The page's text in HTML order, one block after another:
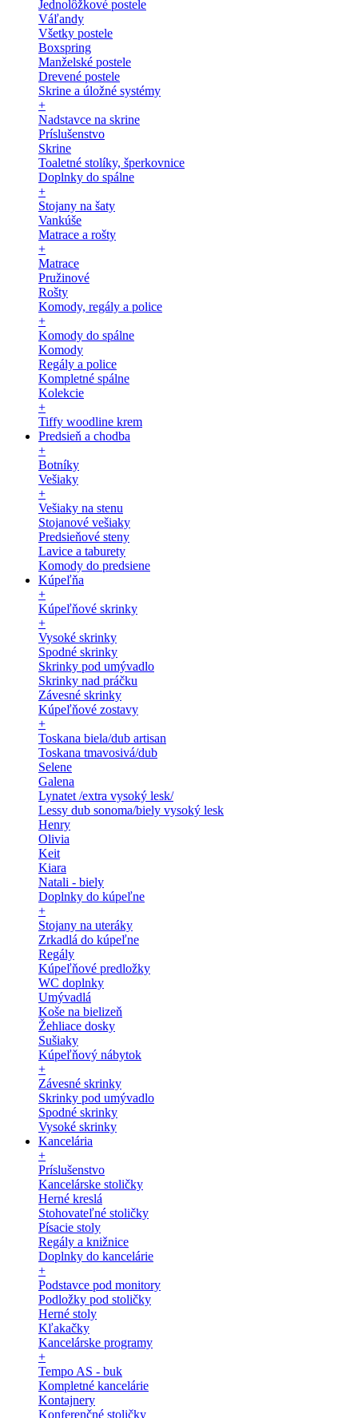
Jednolôžkové postele
Váľandy
Všetky postele
Boxspring
Manželské postele
Drevené postele
Skrine a úložné systémy
+
Nadstavce na skrine
Príslušenstvo
Skrine
Toaletné stolíky, šperkovnice
Doplnky do spálne
+
Stojany na šaty
Vankúše
Matrace a rošty
+
Matrace
Pružinové
Rošty
Komody, regály a police
+
Komody do spálne
Komody
Regály a police
Kompletné spálne
Kolekcie
+
Tiffy woodline krem
Predsieň a chodba
+
Botníky
Vešiaky
+
Vešiaky na stenu
Stojanové vešiaky
Predsieňové steny
Lavice a taburety
Komody do predsiene
Kúpeľňa
+
Kúpeľňové skrinky
+
Vysoké skrinky
Spodné skrinky
Skrinky pod umývadlo
Skrinky nad práčku
Závesné skrinky
Kúpeľňové zostavy
+
Toskana biela/dub artisan
Toskana tmavosivá/dub
Selene
Galena
Lynatet /extra vysoký lesk/
Lessy dub sonoma/biely vysoký lesk
Henry
Olivia
Keit
Kiara
Natali - biely
Doplnky do kúpeľne
+
Stojany na uteráky
Zrkadlá do kúpeľne
Regály
Kúpeľňové predložky
WC doplnky
Umývadlá
Koše na bielizeň
Žehliace dosky
Sušiaky
Kúpeľňový nábytok
+
Závesné skrinky
Skrinky pod umývadlo
Spodné skrinky
Vysoké skrinky
Kancelária
+
Príslušenstvo
Kancelárske stoličky
Herné kreslá
Stohovateľné stoličky
Písacie stoly
Regály a knižnice
Doplnky do kancelárie
+
Podstavce pod monitory
Podložky pod stoličky
Herné stoly
Kľakačky
Kancelárske programy
+
Tempo AS - buk
Kompletné kancelárie
Kontajnery
Konferenčné stoličky